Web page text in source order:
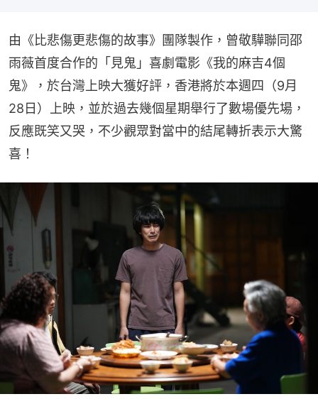
由《比悲傷更悲傷的故事》團隊製作，曾敬驊聯同邵
雨薇首度合作的「見鬼」喜劇電影《我的麻吉4個
鬼》，於台灣上映大獲好評，香港將於本週四（9月
28日）上映，並於過去幾個星期舉行了數場優先場，
反應既笑又哭，不少觀眾對當中的結尾轉折表示大驚
喜！